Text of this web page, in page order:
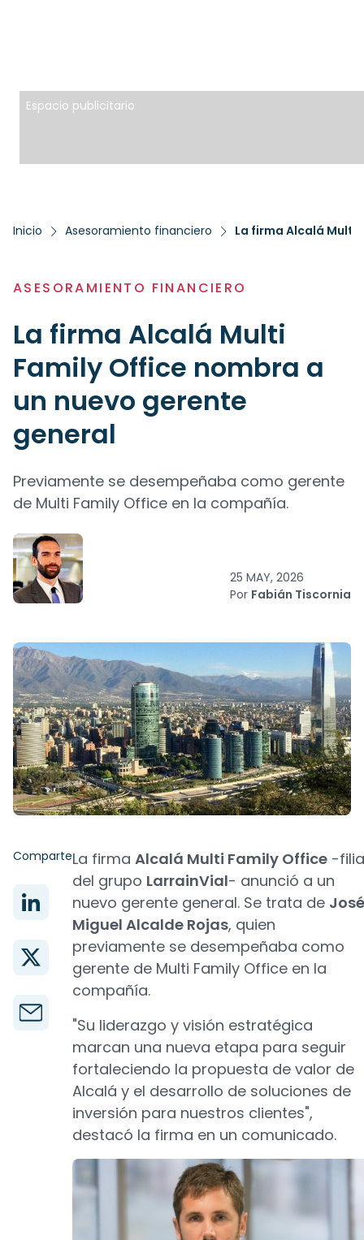
Espacio publicitario
Inicio Asesoramiento financiero La firma Alcalá Multi
ASESORAMIENTO FINANCIERO
La firma Alcalá Multi
Family Office nombra a
un nuevo gerente
general
Previamente se desempeñaba como gerente
de Multi Family Office en la compañía.
25 MAY, 2026
Por Fabián Tiscornia
ComparteLa firma Alcalá Multi Family Office -
del grupo LarrainVial- anunció a un
nuevo gerente general. Se trata de José
Miguel Alcalde Rojas, quien
previamente se desempeñaba como
gerente de Multi Family Office en la
compañía.
"Su liderazgo y visión estratégica
marcan una nueva etapa para seguir
fortaleciendo la propuesta de valor de
Alcalá y el desarrollo de soluciones de
inversión para nuestros clientes",
destacó la firma en un comunicado.